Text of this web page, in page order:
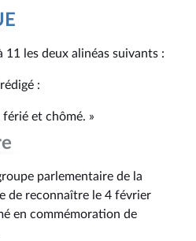
les deux alinéas suivants :
:
et chômé. »
parlementaire de la
de reconnaître le 4 février
en commémoration de